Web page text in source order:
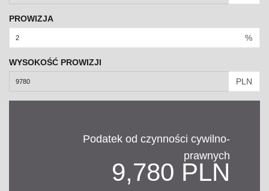
PROWIZJA
%
WYSOKOŚĆ PROWIZJI
PLN
Podatek od czynności cywilno-
prawnych
9,780 PLN